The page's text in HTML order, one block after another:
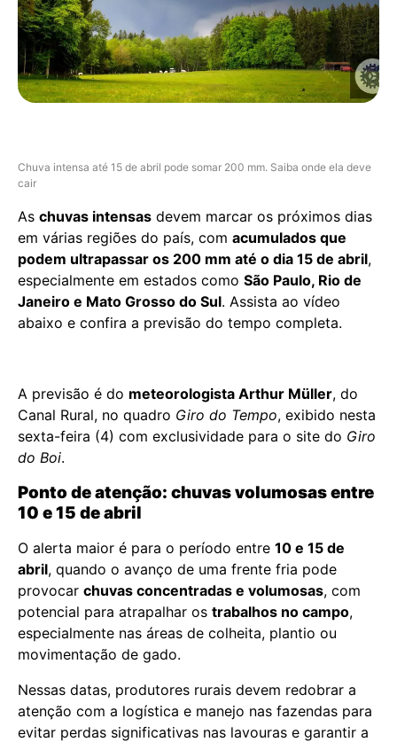
Chuva intensa até 15 de abril pode somar 200 mm. Saiba onde ela deve
cair
As chuvas intensas devem marcar os próximos dias
em várias regiões do país, com acumulados que
podem ultrapassar os 200 mm até o dia 15 de abril,
especialmente em estados como São Paulo, Rio de
Janeiro e Mato Grosso do Sul. Assista ao vídeo
abaixo e confira a previsão do tempo completa.
A previsão é do meteorologista Arthur Müller, do
Canal Rural, no quadro Giro do Tempo, exibido nesta
sexta-feira (4) com exclusividade para o site do Giro
do Boi.
Ponto de atenção: chuvas volumosas entre
10 e 15 de abril
O alerta maior é para o período entre 10 e 15 de
abril, quando o avanço de uma frente fria pode
provocar chuvas concentradas e volumosas, com
potencial para atrapalhar os trabalhos no campo,
especialmente nas áreas de colheita, plantio ou
movimentação de gado.
Nessas datas, produtores rurais devem redobrar a
atenção com a logística e manejo nas fazendas para
evitar perdas significativas nas lavouras e garantir a